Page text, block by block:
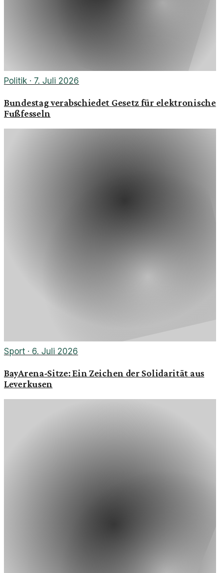
Politik · 7. Juli 2026
Bundestag verabschiedet Gesetz für elektronische
Fußfesseln
Sport · 6. Juli 2026
BayArena-Sitze: Ein Zeichen der Solidarität aus
Leverkusen